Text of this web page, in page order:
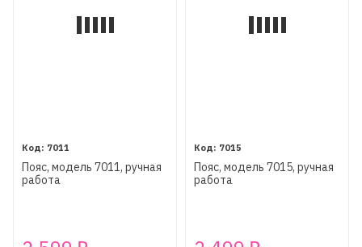
7011
Пояс, модель 7011, ручная
работа
7015
Пояс, модель 7015, ручная
работа